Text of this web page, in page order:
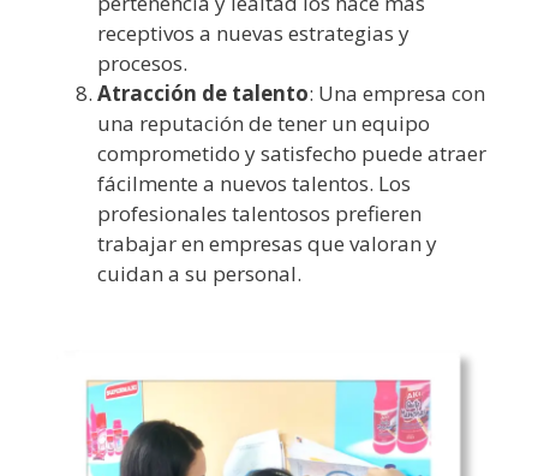
receptivos a nuevas estrategias y
procesos.
Atracción de talento: Una empresa con
una reputación de tener un equipo
comprometido y satisfecho puede atraer
fácilmente a nuevos talentos. Los
profesionales talentosos prefieren
trabajar en empresas que valoran y
cuidan a su personal.